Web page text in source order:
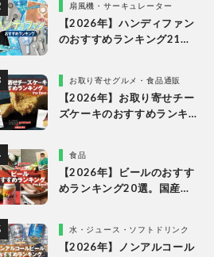
を実飲して食レポ！
扇風機・サーキュレーター
【2026年】ハンディファン
のおすすめランキング21
比較お取り寄せグルメ・食品通販
【2026年】お取り寄せチー
ズケーキのおすすめランキ
食品
【2026年】ビールのおすす
めランキング20選。国産の
水・ジュース・ソフトドリンク
【2026年】ノンアルコール